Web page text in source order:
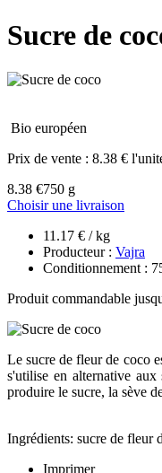
Sucre de
Bio européen
Prix de vente : 8.38 €
8.38 €750 g
Choisir une livraison
11.17 € / kg
Producteur : Vajra
Conditionnement :
Produit commandable
Le sucre de fleur de coco
s'utilise en alternative
produire le sucre, la sève
Ingrédients: sucre de fleur
Imprimer